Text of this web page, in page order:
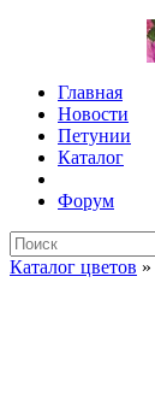
Главная
Новости
Петунии
Каталог
Форум
Каталог цветов »